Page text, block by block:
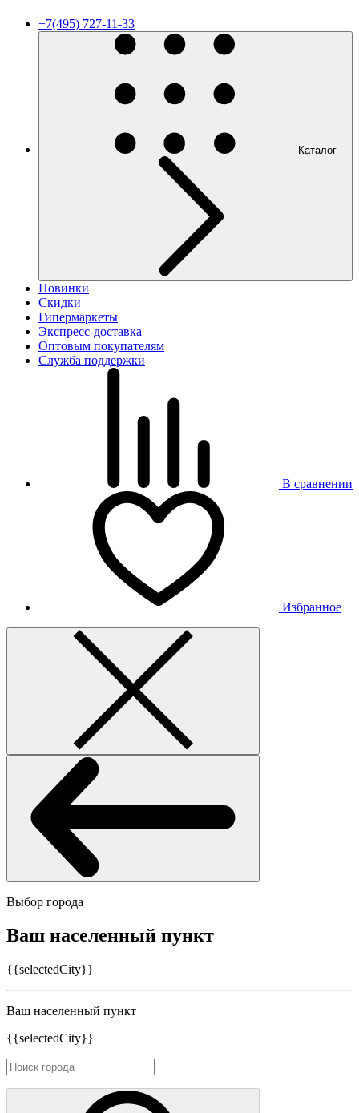
+7(495) 727-11-33
Каталог
Новинки
Скидки
Гипермаркеты
Экспресс-доставка
Оптовым покупателям
Служба поддержки
В сравнении
Избранное
Выбор города
Ваш населенный пункт
{{selectedCity}}
Ваш населенный пункт
{{selectedCity}}